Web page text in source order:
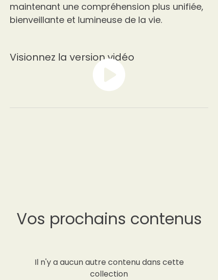
maintenant une compréhension plus unifiée,
bienveillante et lumineuse de la vie.
Visionnez la version vidéo
Vos prochains contenus
Il n'y a aucun autre contenu dans cette
collection